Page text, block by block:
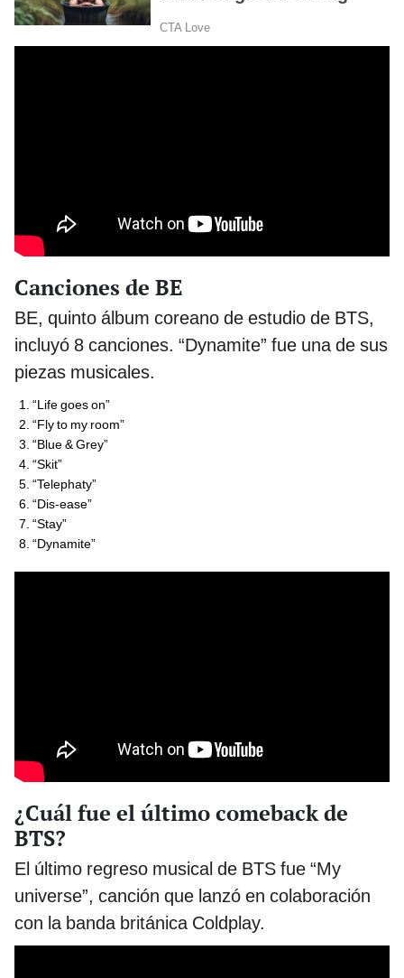
Canciones de BE
BE, quinto álbum coreano de estudio de BTS,
incluyó 8 canciones. “Dynamite” fue una de sus
piezas musicales.
“Life goes on”
“Fly to my room”
“Blue & Grey”
“Skit”
“Telephaty”
“Dis-ease”
“Stay”
“Dynamite”
¿Cuál fue el último comeback de
BTS?
El último regreso musical de BTS fue “My
universe”, canción que lanzó en colaboración
con la banda británica Coldplay.